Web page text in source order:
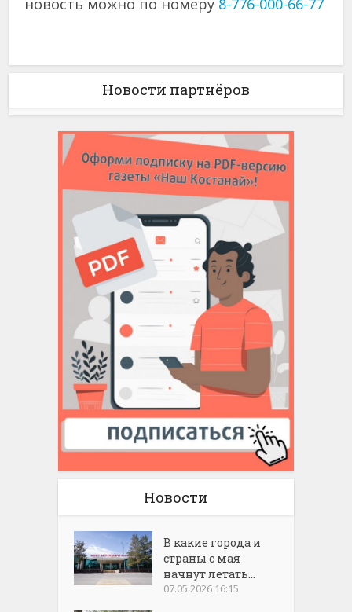
Новости партнёров
Новости
В какие города и
страны с мая
начнут летать...
07.05.2026 16:15